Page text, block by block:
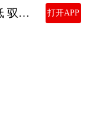
闷声没发财，资金压力不低 驭势科技能否打破破发魔咒？ 打开APP